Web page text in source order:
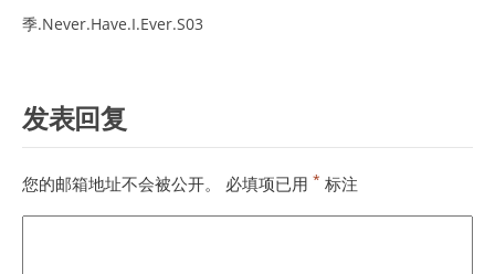
季.Never.Have.I.Ever.S03
发表回复
您的邮箱地址不会被公开。 必填项已用 * 标注